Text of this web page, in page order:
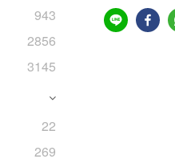
943
2856
3145
22
269